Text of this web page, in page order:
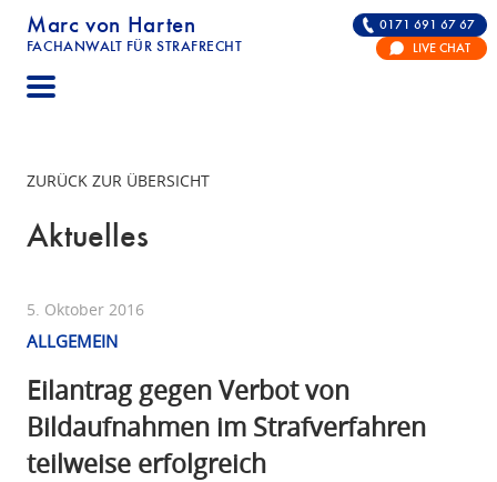
Marc von Harten
FACHANWALT FÜR STRAFRECHT
STRAFRECHT | RECHTSANWALT FÜR DIE
0171 691 67 67
LIVE CHAT
ZURÜCK ZUR ÜBERSICHT
Aktuelles
5. Oktober 2016
ALLGEMEIN
Eilantrag gegen Verbot von
Bildaufnahmen im Strafverfahren
teilweise erfolgreich